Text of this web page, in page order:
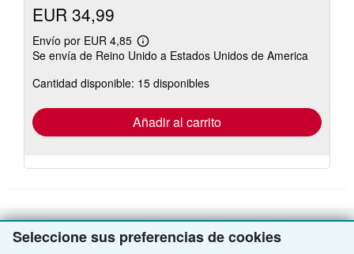
Seleccione sus preferencias de cookies
EUR 34,99
Envío por EUR 4,85
Más
información
las
tarifas
envío
Se envía de Reino Unido a Estados Unidos de America
Cantidad disponible: 15 disponibles
Añadir al carrito
VOLVER AL INICIO